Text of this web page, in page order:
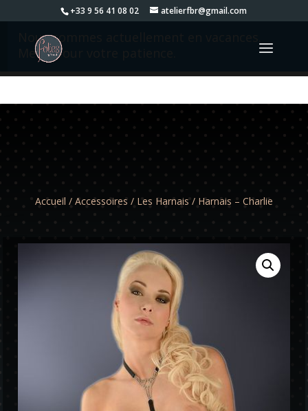
+33 9 56 41 08 02 atelierfbr@gmail.com
Nous sommes actuellement en vacances.
Merci pour votre patience.
Accueil / Accessoires / Les Harnais / Harnais – Charlie